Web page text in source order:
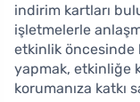
indirim kartları
işletmelerle
etkinlik öncesinde
yapmak, etkinliğe
korumanıza katkı